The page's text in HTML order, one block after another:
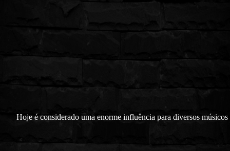
Hoje é considerado uma enorme influência para diversos músicos